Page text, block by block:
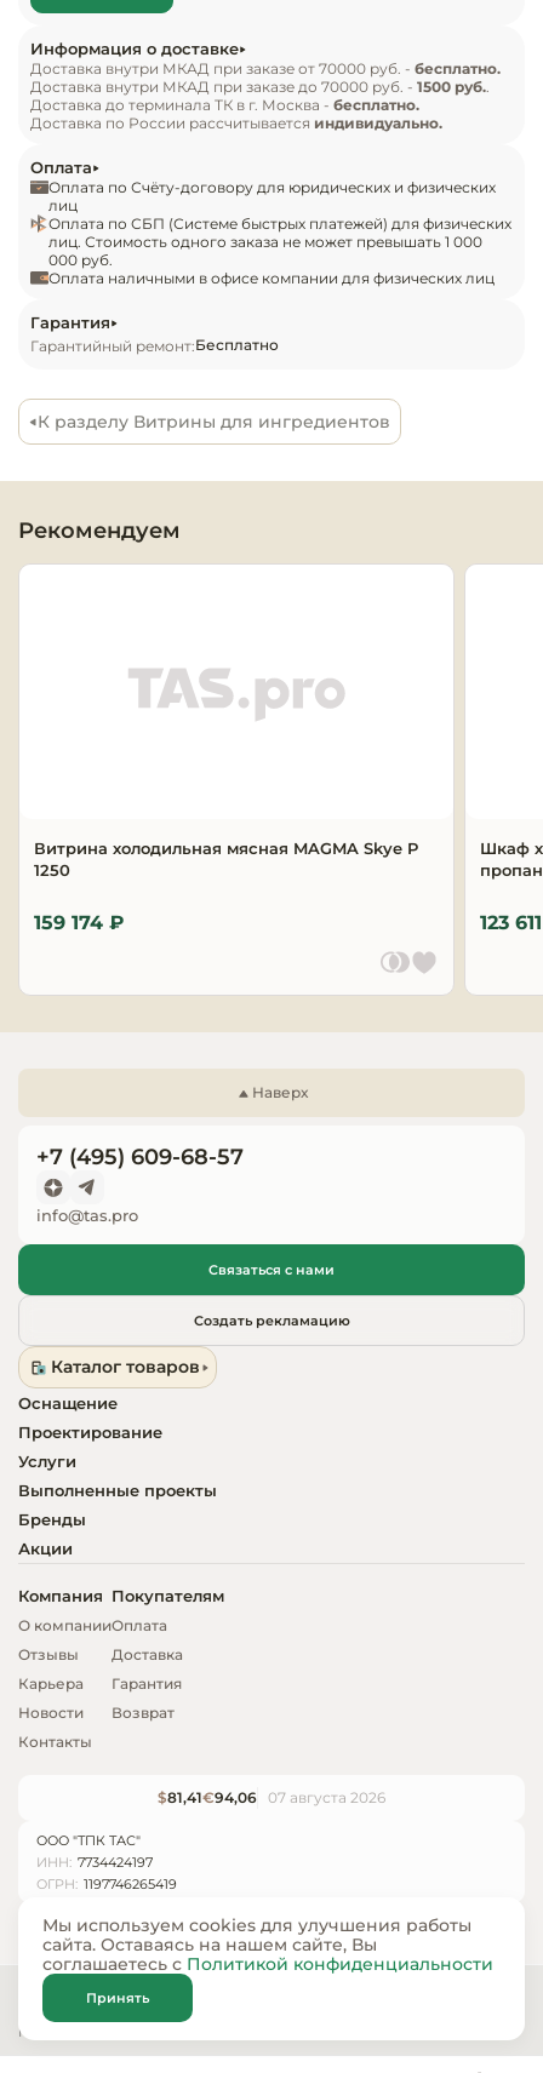
Посуда и
приборы
общепита
Линии
Торговое и
Оснащение
отелей
Информация о доставке
Доставка внутри МКАД при заказе от 70000 руб. - бесплатно.
Доставка внутри МКАД при заказе до 70000 руб. - 1500 руб..
Доставка до терминала ТК в г. Москва - бесплатно.
Доставка по России рассчитывается индивидуально.
Оплата
Оплата по Счёту-договору для юридических и физических
лиц
Оплата по СБП (Системе быстрых платежей) для физических
лиц. Стоимость одного заказа не может превышать 1 000
000 руб.
Оплата наличными в офисе компании для физических лиц
Гарантия
Гарантийный ремонт:Бесплатно
К разделу Витрины для ингредиентов
Рекомендуем
Витрина холодильная мясная MAGMA Skye P
1250
159 174 ₽
Шкаф
пропан
123
Наверх
+7 (495) 609-68-57
info@tas.pro
Связаться с нами
Создать рекламацию
Каталог товаров
Оснащение
Проектирование
Услуги
Выполненные проекты
Бренды
Акции
Компания
О компании
Отзывы
Карьера
Новости
Контакты
Покупателям
Оплата
Доставка
Гарантия
Возврат
$81,41€94,06 07 августа 2026
ООО "ТПК ТАС"
ИНН: 7734424197
ОГРН: 1197746265419
© ООО «ТПК ТАС» 2024 — 2026
Карта сайта
Политика конфиденциальности
Мы используем cookies для улучшения работы
сайта. Оставаясь на нашем сайте, Вы
соглашаетесь с Политикой конфиденциальности
Принять